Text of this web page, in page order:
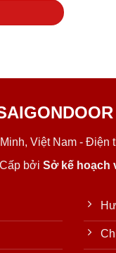
Việt Nam - Điện
Cấp bởi Sở kế hoạch